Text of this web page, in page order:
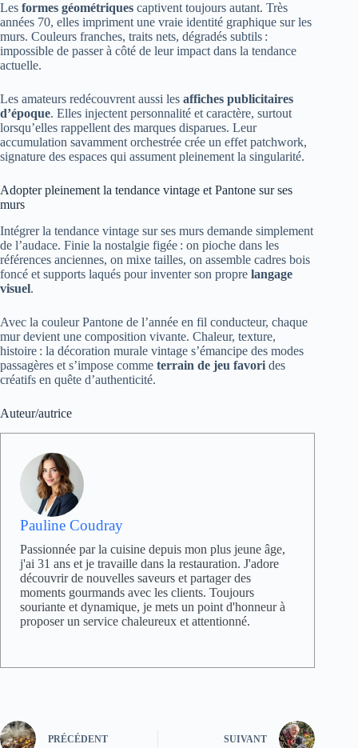
Les formes géométriques captivent toujours autant. Très
années 70, elles impriment une vraie identité graphique sur les
murs. Couleurs franches, traits nets, dégradés subtils :
impossible de passer à côté de leur impact dans la tendance
actuelle.
Les amateurs redécouvrent aussi les affiches publicitaires
d’époque. Elles injectent personnalité et caractère, surtout
lorsqu’elles rappellent des marques disparues. Leur
accumulation savamment orchestrée crée un effet patchwork,
signature des espaces qui assument pleinement la singularité.
Adopter pleinement la tendance vintage et Pantone sur ses
murs
Intégrer la tendance vintage sur ses murs demande simplement
de l’audace. Finie la nostalgie figée : on pioche dans les
références anciennes, on mixe tailles, on assemble cadres bois
foncé et supports laqués pour inventer son propre langage
visuel.
Avec la couleur Pantone de l’année en fil conducteur, chaque
mur devient une composition vivante. Chaleur, texture,
histoire : la décoration murale vintage s’émancipe des modes
passagères et s’impose comme terrain de jeu favori des
créatifs en quête d’authenticité.
Auteur/autrice
Pauline Coudray
Passionnée par la cuisine depuis mon plus jeune âge,
j'ai 31 ans et je travaille dans la restauration. J'adore
découvrir de nouvelles saveurs et partager des
moments gourmands avec les clients. Toujours
souriante et dynamique, je mets un point d'honneur à
proposer un service chaleureux et attentionné.
PRÉCÉDENT SUIVANT